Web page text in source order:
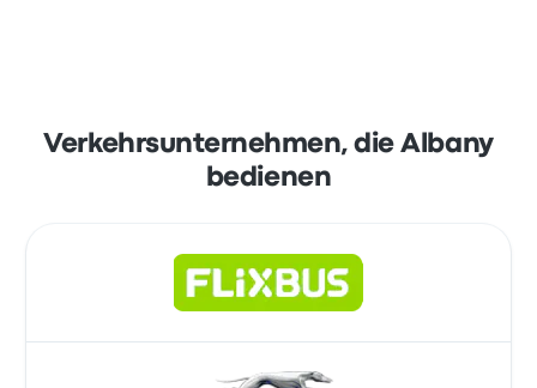
Verkehrsunternehmen, die Albany
bedienen